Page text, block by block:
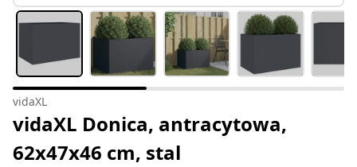
vidaXL
vidaXL Donica, antracytowa,
62x47x46 cm, stal